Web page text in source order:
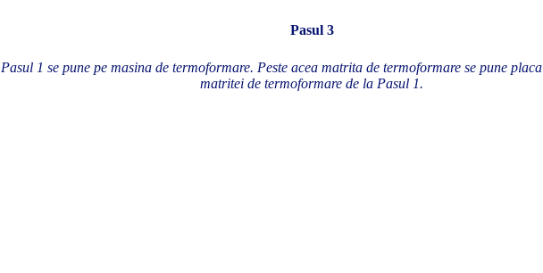
Pasul 3
Pasul 1 se pune pe masina de termoformare. Peste acea matrita de termoformare se pune
matritei de termoformare de la Pasul 1.